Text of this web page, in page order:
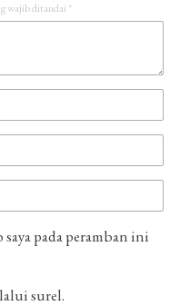
wajib ditandai *
pada peramban ini
surel.